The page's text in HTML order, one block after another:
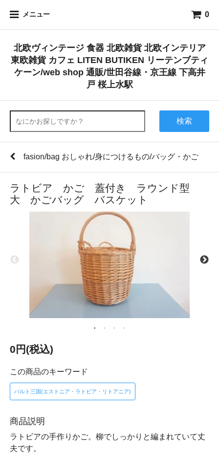
メニュー 0
北欧ヴィンテージ 食器 北欧雑貨 北欧インテリア
東欧雑貨 カフェ LITEN BUTIKEN リーテンブティ
ケーン/web shop 通販/世田谷線・京王線 下高井
戸 桜上水駅
検索
fasion/bag おしゃれ/身につけるもの/バッグ・かご
ラトビア かご 蓋付き ラウンド型
大 かごバッグ バスケット
0円(税込)
この商品のキーワード
バルト三国(エストニア・ラトビア・リトアニア)
商品説明
ラトビアの手作りかご。柳でしっかりと編まれていて丈
夫です。